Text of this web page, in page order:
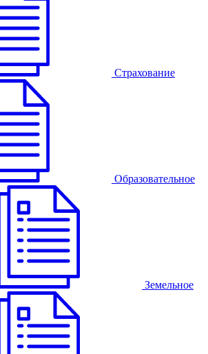
Страхование
Образовательное
Земельное